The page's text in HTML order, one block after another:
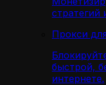
стратегий
Прокси
быстрой,
интернете.